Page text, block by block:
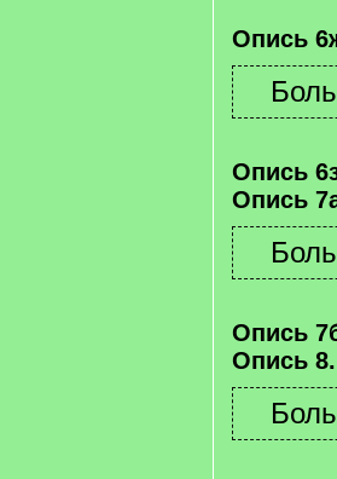
Опись
Опись
Опись
Опись
Опись